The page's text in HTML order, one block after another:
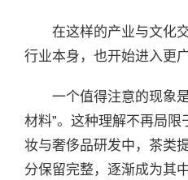
在这样的产业与文化
行业本身，也开始进入更
一个值得注意的现象
材料”。这种理解不再局
妆与奢侈品研发中，茶类
分保留完整，逐渐成为其